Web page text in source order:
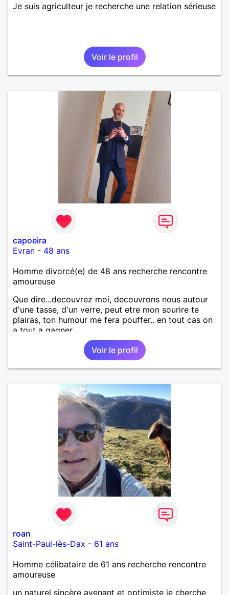
Je suis agriculteur je recherche une relation sérieuse
Voir le profil
capoeira
Evran - 48 ans
Homme divorcé(e) de 48 ans recherche rencontre
amoureuse
Que dire...decouvrez moi, decouvrons nous autour
d'une tasse, d'un verre, peut etre mon sourire te
plairas, ton humour me fera pouffer.. en tout cas on
a tout a gagner.
Voir le profil
roan
Saint-Paul-lès-Dax - 61 ans
Homme célibataire de 61 ans recherche rencontre
amoureuse
un naturel sincère avenant et optimiste je cherche